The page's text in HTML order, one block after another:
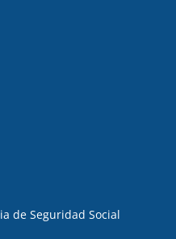
de Seguridad Social